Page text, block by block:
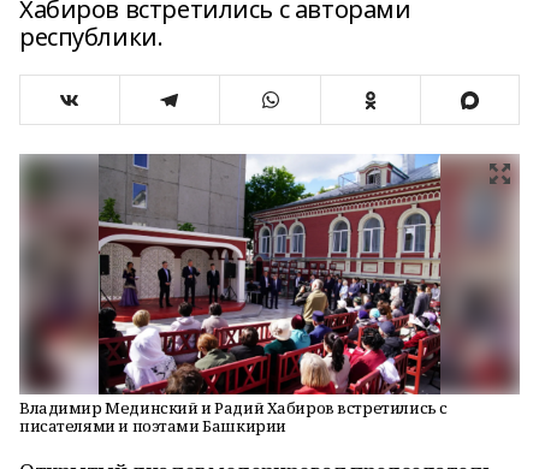
Хабиров встретились с авторами
республики.
Владимир Мединский и Радий Хабиров встретились с
писателями и поэтами Башкирии